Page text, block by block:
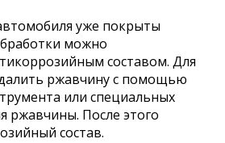
уже покрыты
можно
составом. Для
ржавчину с помощью
или специальных
ржавчины. После этого
состав.